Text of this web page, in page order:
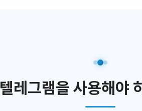
텔레그램을 사용해야